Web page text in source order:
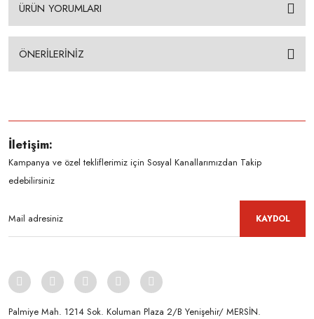
ÜRÜN YORUMLARI
ÖNERİLERİNİZ
İletişim:
Kampanya ve özel tekliflerimiz için Sosyal Kanallarımızdan Takip
edebilirsiniz
KAYDOL
Palmiye Mah. 1214 Sok. Koluman Plaza 2/B Yenişehir/ MERSİN.ㅤㅤㅤㅤㅤㅤㅤㅤㅤㅤㅤㅤㅤㅤㅤㅤㅤㅤㅤㅤㅤㅤㅤㅤㅤㅤㅤㅤㅤㅤㅤㅤㅤㅤㅤ ㅤㅤㅤㅤㅤㅤㅤㅤㅤㅤ